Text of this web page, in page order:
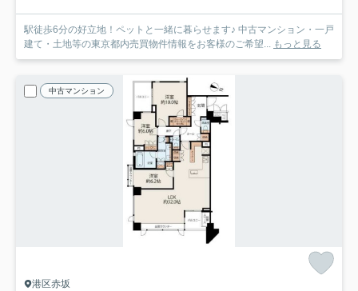
駅徒歩6分の好立地！ペットと一緒に暮らせます♪ 中古マンション・一戸
建て・土地等の東京都内売買物件情報をお客様のご希望... もっと見る
中古マンション
港区赤坂